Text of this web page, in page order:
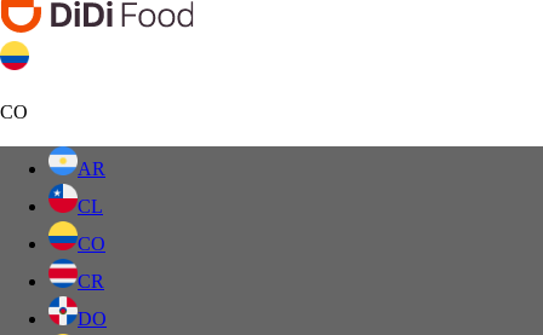
CO
AR
CL
CO
CR
DO